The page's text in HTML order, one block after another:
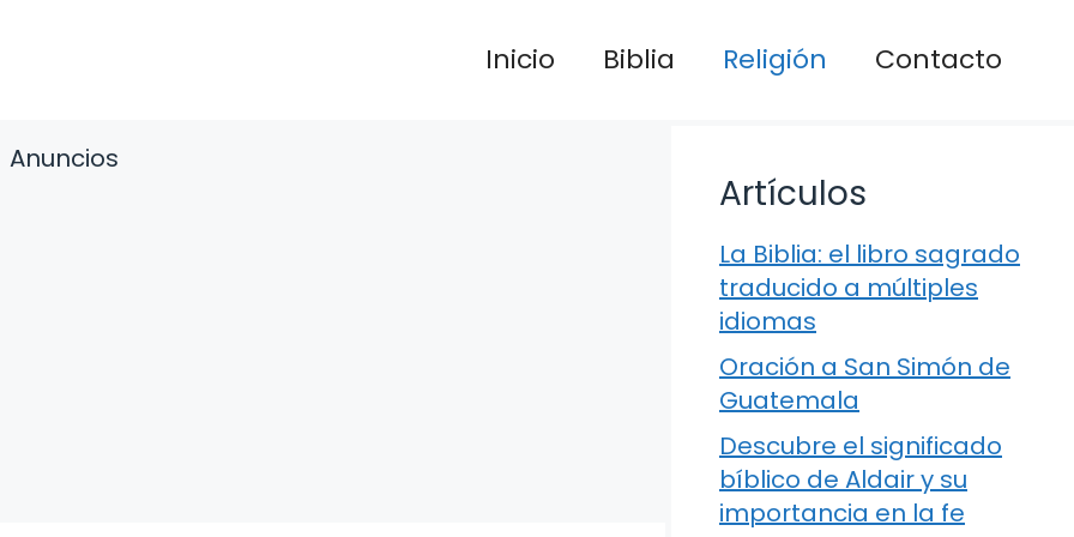
Inicio Biblia Religión Contacto
Anuncios
Artículos
La Biblia: el libro sagrado
traducido a múltiples
idiomas
Oración a San Simón de
Guatemala
Descubre el significado
bíblico de Aldair y su
importancia en la fe